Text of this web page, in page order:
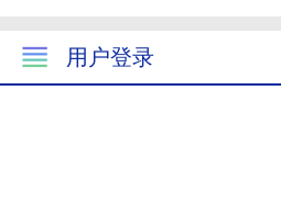
用户登录